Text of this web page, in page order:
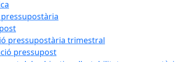
pressupostària trimestral
pressupost